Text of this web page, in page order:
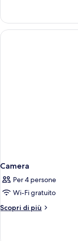
Superior
Camera
Per 4 persone
Wi-Fi gratuito
Scopri di più
Altri